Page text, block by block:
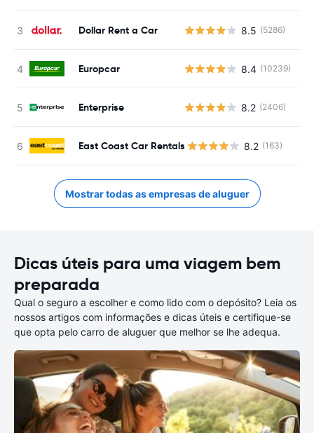
Dollar Rent a Car 8.5 (5286)
Europcar 8.4 (10239)
Enterprise 8.2 (2406)
East Coast Car Rentals 8.2 (163)
Mostrar todas as empresas de aluguer
Dicas úteis para uma viagem bem
preparada
Qual o seguro a escolher e como lido com o depósito? Leia os
nossos artigos com informações e dicas úteis e certifique-se
que opta pelo carro de aluguer que melhor se lhe adequa.